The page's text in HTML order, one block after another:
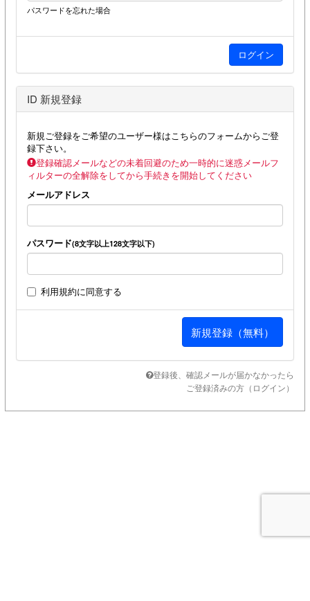
パスワードを忘れた場合
ID 新規登録
新規ご登録をご希望のユーザー様はこちらのフォームからご登
録下さい。
登録確認メールなどの未着回避のため一時的に迷惑メールフ
ィルターの全解除をしてから手続きを開始してください
メールアドレス
パスワード(8文字以上128文字以下)
利用規約に同意する
登録後、確認メールが届かなかったら
ご登録済みの方（ログイン）